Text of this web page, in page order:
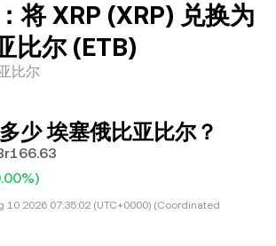
将 XRP (XRP) 兑换为
比尔 (ETB)
比尔
少 埃塞俄比亚比尔？
10 2026 07:35:02 (UTC+0000) (Coordinated